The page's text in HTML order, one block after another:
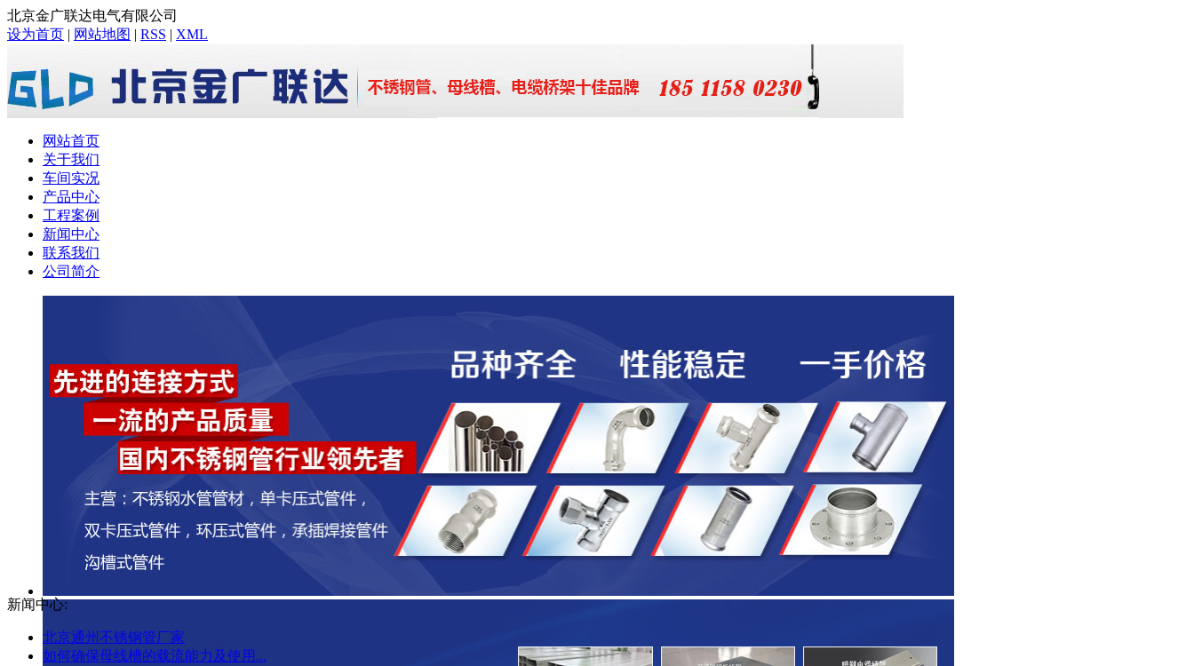
北京金广联达电气有限公司
设为首页 | 网站地图 | RSS | XML
网站首页
关于我们
车间实况
产品中心
工程案例
新闻中心
联系我们
公司简介
新闻中心:
北京通州不锈钢管厂家
如何确保母线槽的载流能力及使用...